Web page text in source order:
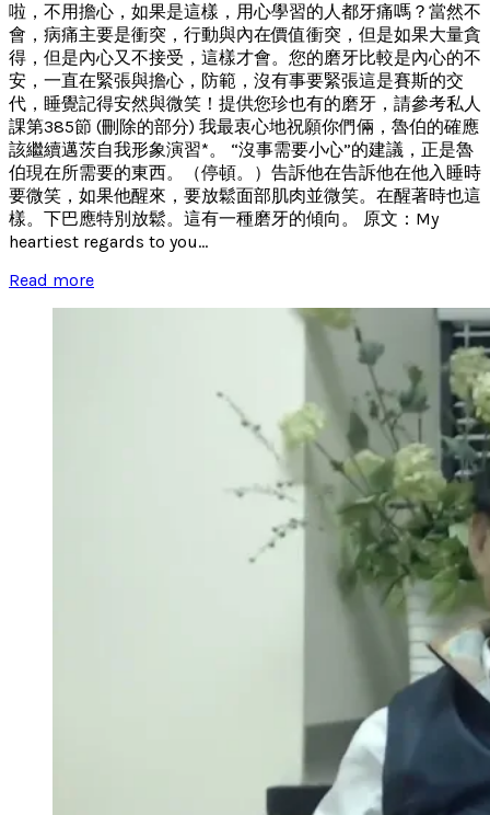
啦，不用擔心，如果是這樣，用心學習的人都牙痛嗎？當然不
會，病痛主要是衝突，行動與內在價值衝突，但是如果大量貪
得，但是內心又不接受，這樣才會。您的磨牙比較是內心的不
安，一直在緊張與擔心，防範，沒有事要緊張這是賽斯的交
代，睡覺記得安然與微笑！提供您珍也有的磨牙，請參考私人
課第385節 (刪除的部分) 我最衷心地祝願你們倆，魯伯的確應
該繼續邁茨自我形象演習*。 “沒事需要小心”的建議，正是魯
伯現在所需要的東西。（停頓。）告訴他在告訴他在他入睡時
要微笑，如果他醒來，要放鬆面部肌肉並微笑。在醒著時也這
樣。下巴應特別放鬆。這有一種磨牙的傾向。 原文：My
heartiest regards to you...
Read more